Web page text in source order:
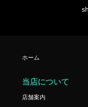
ホーム
当店について
店舗案内